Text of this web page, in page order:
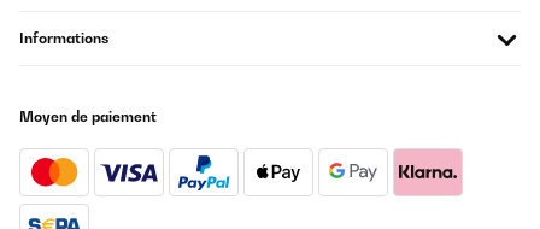
bekommen, das Gerät zurückgeschickt und kostenlos ein
Neugerät erhalten. Auch dieses leistet sehr gute Arbeit. Sehr gute
Trockenleistung, genaue Feuchtigkeitsregelung, schnelle
Ergebnisse. Dies war auch beim Vorgänger der Fall. Ich kann zum
Kundenservice und der Problemlösung nur sagen, dass ich
absolut zufrieden bin. Danke
Informations
Moyen de paiement